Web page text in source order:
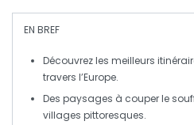
EN BREF
Découvrez les meilleurs
travers l’Europe.
Des paysages à couper le
villages pittoresques.